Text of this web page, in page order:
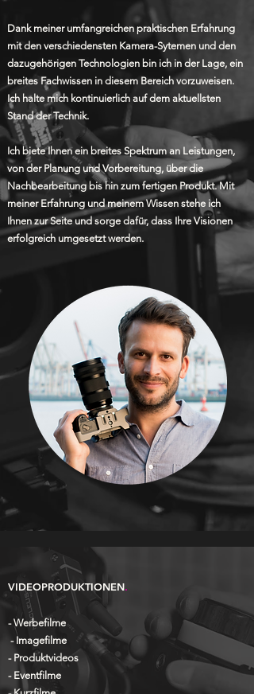
Dank meiner umfangreichen praktischen Erfahrung
mit den verschiedensten Kamera-Sytemen und den
dazugehörigen Technologien bin ich in der Lage, ein
breites Fachwissen in diesem Bereich vorzuweisen.
Ich halte mich kontinuierlich auf dem aktuellsten
Stand der Technik.
Ich biete Ihnen ein breites Spektrum an Leistungen,
von der Planung und Vorbereitung, über die
Nachbearbeitung bis hin zum fertigen Produkt. Mit
meiner Erfahrung und meinem Wissen stehe ich
Ihnen zur Seite und sorge dafür, dass Ihre Visionen
erfolgreich umgesetzt werden.
VIDEOPRODUKTIONEN.
- Werbefilme
- Imagefilme
- Produktvideos
- Eventfilme